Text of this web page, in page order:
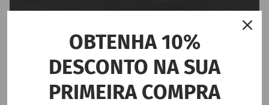
OBTENHA 10%
DESCONTO NA SUA
PRIMEIRA COMPRA